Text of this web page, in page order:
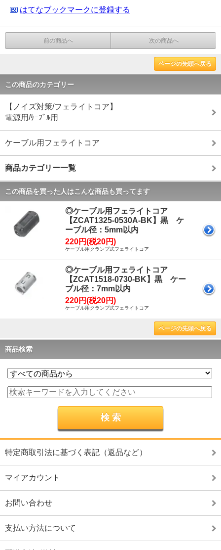
はてなブックマークに登録する
前の商品へ 次の商品へ
ページの先頭へ戻る
この商品のカテゴリー
【ノイズ対策/フェライトコア】
電源用/ｹｰﾌﾞﾙ用
ケーブル用フェライトコア
商品カテゴリー一覧
この商品を買った人はこんな商品も買ってます
◎ケーブル用フェライトコア
【ZCAT1325-0530A-BK】黒 ケ
ーブル径：5mm以内
220円(税20円)
ケーブル用クランプ式フェライトコア
◎ケーブル用フェライトコア
【ZCAT1518-0730-BK】黒 ケー
ブル径：7mm以内
220円(税20円)
ケーブル用クランプ式フェライトコア
ページの先頭へ戻る
商品検索
特定商取引法に基づく表記（返品など）
マイアカウント
お問い合わせ
支払い方法について